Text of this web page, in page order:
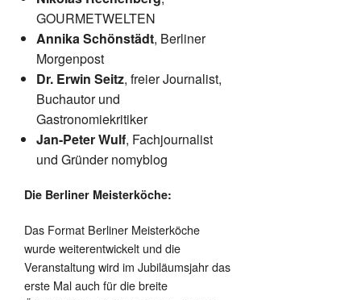
GOURMETWELTEN
Annika Schönstädt, Berliner
Morgenpost
Dr. Erwin Seitz, freier Journalist,
Buchautor und
Gastronomiekritiker
Jan-Peter Wulf, Fachjournalist
und Gründer nomyblog
Die Berliner Meisterköche:
Das Format Berliner Meisterköche
wurde weiterentwickelt und die
Veranstaltung wird im Jubiläumsjahr das
erste Mal auch für die breite